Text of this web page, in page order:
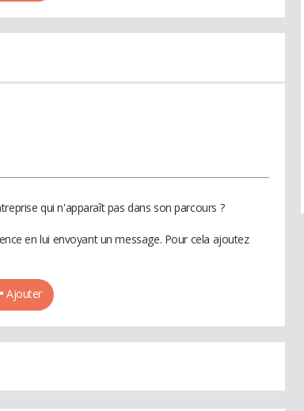
qui n'apparaît pas dans son parcours ?
en lui envoyant un message. Pour cela ajoutez
Ajouter